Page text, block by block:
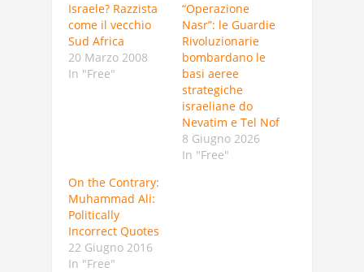
Israele? Razzista
come il vecchio
Sud Africa
20 Marzo 2008
In "Free"
“Operazione
Nasr”: le Guardie
Rivoluzionarie
bombardano le
basi aeree
strategiche
israeliane do
Nevatim e Tel Nof
8 Giugno 2026
In "Free"
On the Contrary:
Muhammad Ali:
Politically
Incorrect Quotes
22 Giugno 2016
In "Free"